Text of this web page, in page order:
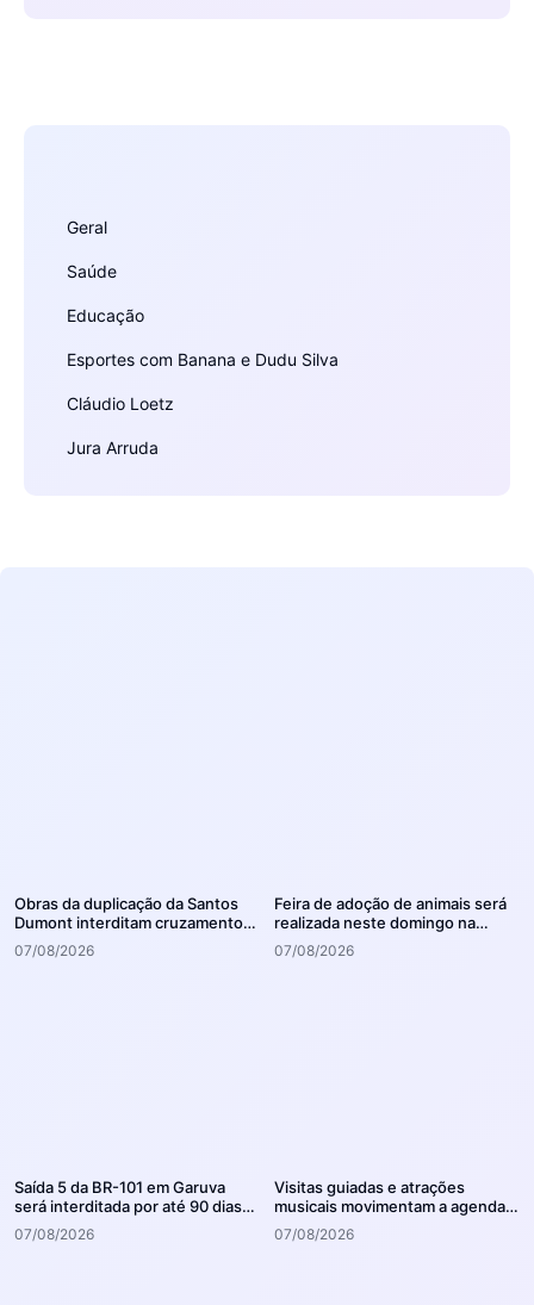
Geral
Saúde
Educação
Esportes com Banana e Dudu Silva
Cláudio Loetz
Jura Arruda
Obras da duplicação da Santos
Dumont interditam cruzamento
com a rua Otto Nass
07/08/2026
Feira de adoção de animais será
realizada neste domingo na
Arena Joinville
07/08/2026
Saída 5 da BR-101 em Garuva
será interditada por até 90 dias
para obras
07/08/2026
Visitas guiadas e atrações
musicais movimentam a agenda
cultural da semana em Joinville
07/08/2026